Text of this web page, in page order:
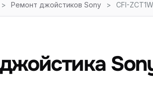
Газовая
> Ремонт джойстиков Sony > CFI-ZCT1W